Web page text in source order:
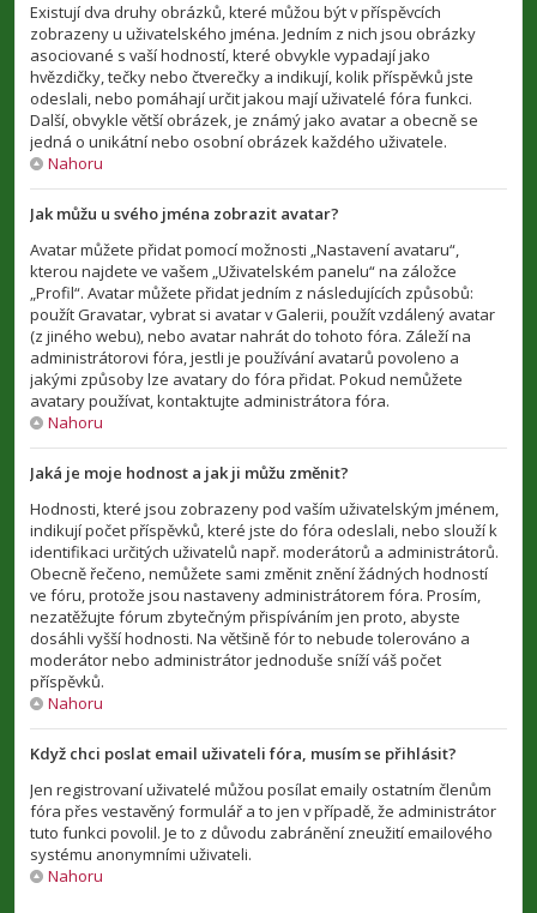
Existují dva druhy obrázků, které můžou být v příspěvcích
zobrazeny u uživatelského jména. Jedním z nich jsou obrázky
asociované s vaší hodností, které obvykle vypadají jako
hvězdičky, tečky nebo čtverečky a indikují, kolik příspěvků jste
odeslali, nebo pomáhají určit jakou mají uživatelé fóra funkci.
Další, obvykle větší obrázek, je známý jako avatar a obecně se
jedná o unikátní nebo osobní obrázek každého uživatele.
Nahoru
Jak můžu u svého jména zobrazit avatar?
Avatar můžete přidat pomocí možnosti „Nastavení avataru“,
kterou najdete ve vašem „Uživatelském panelu“ na záložce
„Profil“. Avatar můžete přidat jedním z následujících způsobů:
použít Gravatar, vybrat si avatar v Galerii, použít vzdálený avatar
(z jiného webu), nebo avatar nahrát do tohoto fóra. Záleží na
administrátorovi fóra, jestli je používání avatarů povoleno a
jakými způsoby lze avatary do fóra přidat. Pokud nemůžete
avatary používat, kontaktujte administrátora fóra.
Nahoru
Jaká je moje hodnost a jak ji můžu změnit?
Hodnosti, které jsou zobrazeny pod vaším uživatelským jménem,
indikují počet příspěvků, které jste do fóra odeslali, nebo slouží k
identifikaci určitých uživatelů např. moderátorů a administrátorů.
Obecně řečeno, nemůžete sami změnit znění žádných hodností
ve fóru, protože jsou nastaveny administrátorem fóra. Prosím,
nezatěžujte fórum zbytečným přispíváním jen proto, abyste
dosáhli vyšší hodnosti. Na většině fór to nebude tolerováno a
moderátor nebo administrátor jednoduše sníží váš počet
příspěvků.
Nahoru
Když chci poslat email uživateli fóra, musím se přihlásit?
Jen registrovaní uživatelé můžou posílat emaily ostatním členům
fóra přes vestavěný formulář a to jen v případě, že administrátor
tuto funkci povolil. Je to z důvodu zabránění zneužití emailového
systému anonymními uživateli.
Nahoru